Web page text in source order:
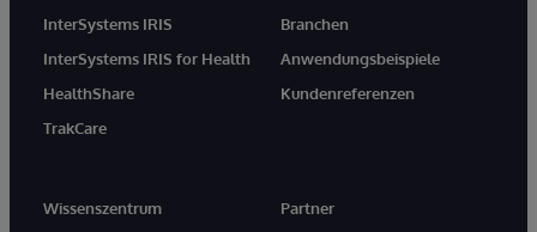
InterSystems IRIS
InterSystems IRIS for Health
HealthShare
TrakCare
Branchen
Anwendungsbeispiele
Kundenreferenzen
Wissenszentrum
Partner